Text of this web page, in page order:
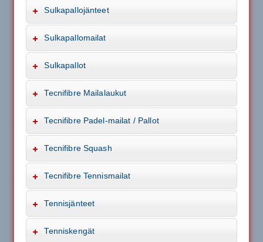
Sulkapallojänteet
Sulkapallomailat
Sulkapallot
Tecnifibre Mailalaukut
Tecnifibre Padel-mailat / Pallot
Tecnifibre Squash
Tecnifibre Tennismailat
Tennisjänteet
Tenniskengät